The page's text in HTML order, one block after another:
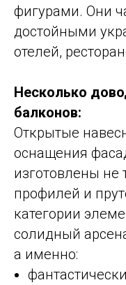
фигурами. Они
достойными
отелей,
Несколько
балконов:
Открытые
оснащения
изготовлены не
профилей и
категории
солидный
а именно: